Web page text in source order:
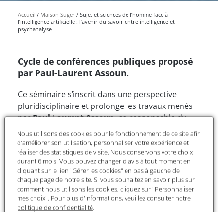
Accueil Maison Suger
Sujet et sciences de l’homme face à
l’intelligence artificielle : l’avenir du savoir entre intelligence et
psychanalyse
Cycle de conférences publiques proposé
par Paul-Laurent Assoun.
Ce séminaire s’inscrit dans une perspective
pluridisciplinaire et prolonge les travaux menés
parPaul-Laurent Assoun, co-responsable du
projet, à la Maison Suger entre 2017 et 2025.
Agrégé et docteur en philosophie, docteur d’État
en sciences politiques, habilité à diriger des
recherches en psychopathologie et en
anthropologie psychanalytique, Paul-Laurent
Assoun place au centre de ce cycle l’articulation
entre sujet et idéologie.
Nous utilisons des cookies pour le fonctionnement de ce site afin
d'améliorer son utilisation, personnaliser votre expérience et
réaliser des statistiques de visite. Nous conservons votre choix
durant 6 mois. Vous pouvez changer d'avis à tout moment en
cliquant sur le lien "Gérer les cookies" en bas à gauche de
chaque page de notre site. Si vous souhaitez en savoir plus sur
comment nous utilisons les cookies, cliquez sur "Personnaliser
mes choix". Pour plus d'informations, veuillez consulter notre
politique de confidentialité.